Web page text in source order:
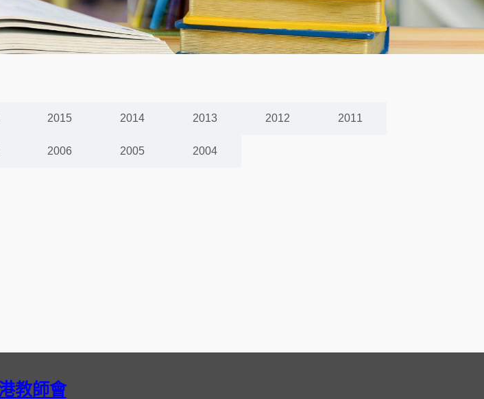
2015 2014 2013 2012 2011
2006 2005 2004
教師會